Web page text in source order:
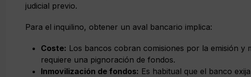
judicial previo.
Para el inquilino, obtener un aval bancario implica:
Coste: Los bancos cobran comisiones por la emisión y
requiere una pignoración de fondos.
Inmovilización de fondos: Es habitual que el banco